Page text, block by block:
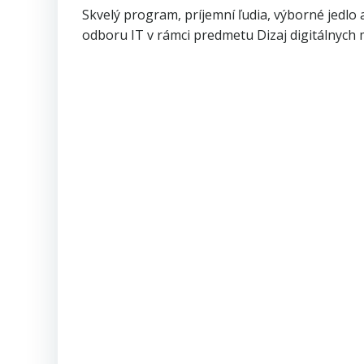
Skvelý program, príjemní ľudia, výborné
odboru IT v rámci predmetu Dizaj